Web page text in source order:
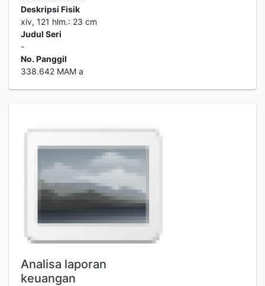
Deskripsi Fisik
xiv, 121 hlm.: 23 cm
Judul Seri
-
No. Panggil
338.642 MAM a
Analisa laporan
keuangan